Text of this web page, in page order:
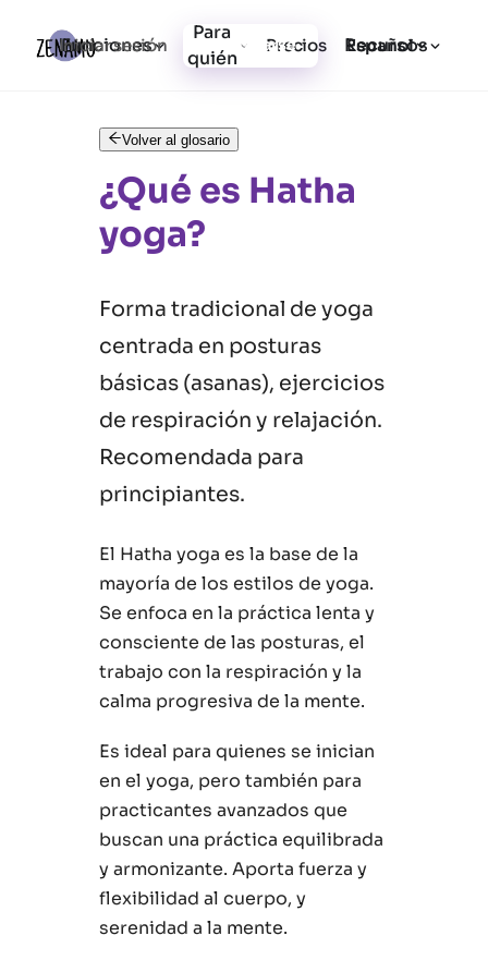
Funciones
Para
quién
Precios Recursos
Iniciar sesión Registrarse Español
Volver al glosario
¿Qué es Hatha
yoga?
Forma tradicional de yoga
centrada en posturas
básicas (asanas), ejercicios
de respiración y relajación.
Recomendada para
principiantes.
El Hatha yoga es la base de la
mayoría de los estilos de yoga.
Se enfoca en la práctica lenta y
consciente de las posturas, el
trabajo con la respiración y la
calma progresiva de la mente.
Es ideal para quienes se inician
en el yoga, pero también para
practicantes avanzados que
buscan una práctica equilibrada
y armonizante. Aporta fuerza y
flexibilidad al cuerpo, y
serenidad a la mente.